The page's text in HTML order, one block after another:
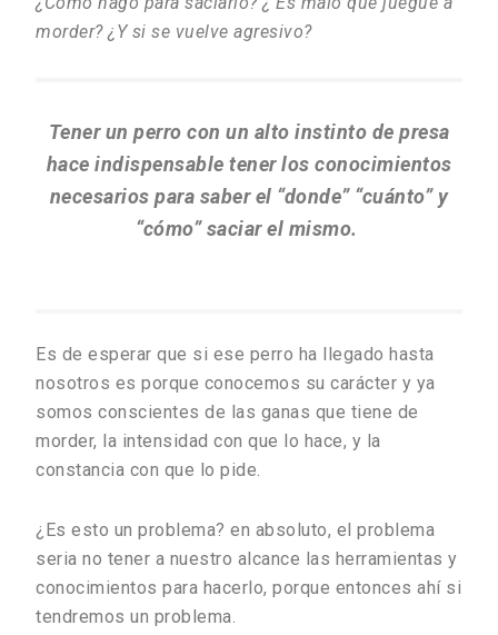
morder? ¿Y si se vuelve agresivo?
Tener un perro con un alto instinto de presa
hace indispensable tener los conocimientos
necesarios para saber el “donde” “cuánto” y
“cómo” saciar el mismo.
Es de esperar que si ese perro ha llegado hasta
nosotros es porque conocemos su carácter y ya
somos conscientes de las ganas que tiene de
morder, la intensidad con que lo hace, y la
constancia con que lo pide.
¿Es esto un problema? en absoluto, el problema
seria no tener a nuestro alcance las herramientas y
conocimientos para hacerlo, porque entonces ahí si
tendremos un problema.